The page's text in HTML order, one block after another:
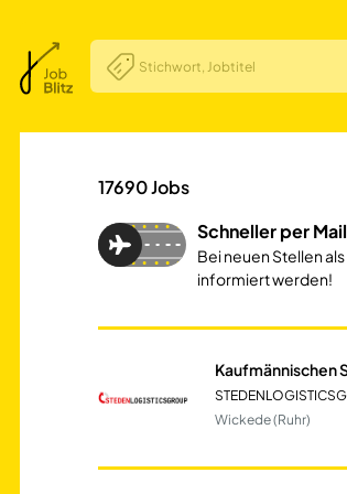
17690Jobs
Schneller per
Bei neuen Stellen
informiert werden!
Wickede (Ruhr)